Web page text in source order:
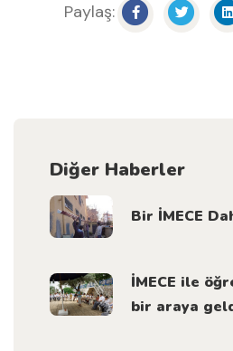
Paylaş:
Diğer Haberler
Bir İMECE
İMECE ile
bir araya